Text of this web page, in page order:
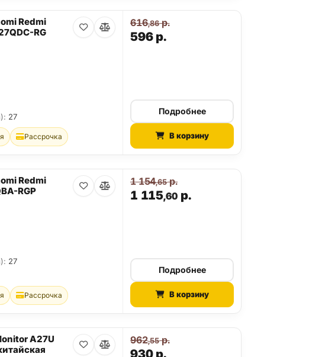
Redmi
RG
27
Рассрочка
596р.
616,86р.
Подробнее
В корзину
Redmi
RGP
27
Рассрочка
1 115,60 р.
1 154,65р.
Подробнее
В корзину
A27U
962,55р.